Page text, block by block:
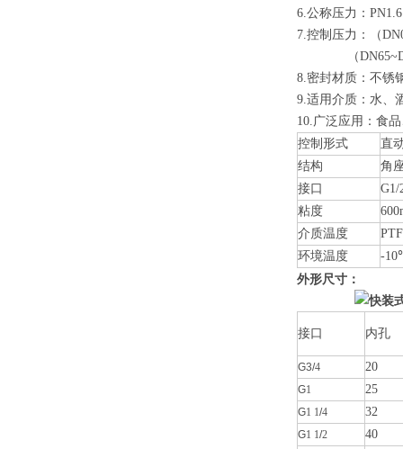
6.公称压力：
7.控制压力：（
（
8.密封材质：不锈
9.适用介质：水、
10.广泛应用：食
控制形式
直
结构
角
接口
G1/
粘度
介质温度
环境温度
-
外形尺寸：
接口 内孔
G3/4 20
G1 25
G1 1/4 32
G1 1/2 40